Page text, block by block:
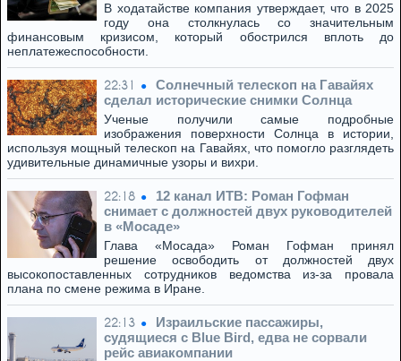
В ходатайстве компания утверждает, что в 2025
году она столкнулась со значительным
финансовым кризисом, который обострился вплоть до
неплатежеспособности.
22:31
Солнечный телескоп на Гавайях
сделал исторические снимки Солнца
Ученые получили самые подробные
изображения поверхности Солнца в истории,
используя мощный телескоп на Гавайях, что помогло разглядеть
удивительные динамичные узоры и вихри.
22:18
12 канал ИТВ: Роман Гофман
снимает с должностей двух руководителей
в «Мосаде»
Глава «Мосада» Роман Гофман принял
решение освободить от должностей двух
высокопоставленных сотрудников ведомства из-за провала
плана по смене режима в Иране.
22:13
Израильские пассажиры,
судящиеся с Blue Bird, едва не сорвали
рейс авиакомпании